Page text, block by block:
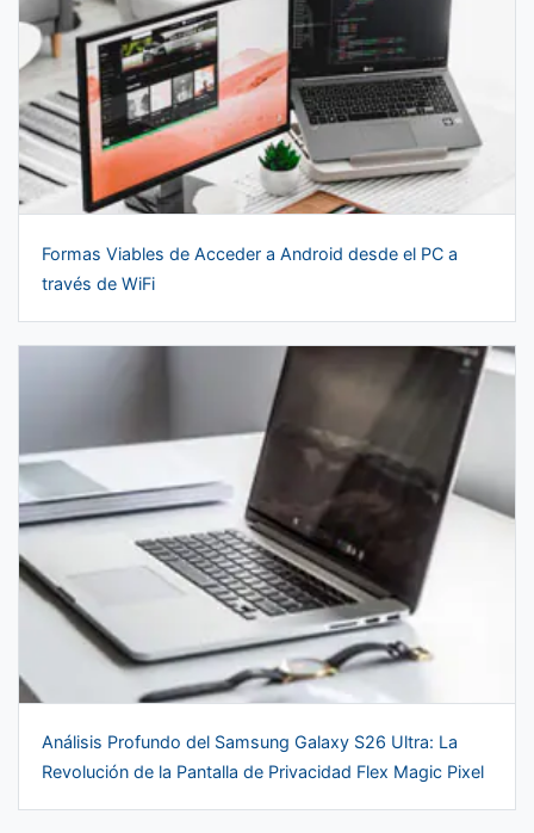
Formas Viables de Acceder a Android desde el PC a
través de WiFi
Análisis Profundo del Samsung Galaxy S26 Ultra: La
Revolución de la Pantalla de Privacidad Flex Magic Pixel